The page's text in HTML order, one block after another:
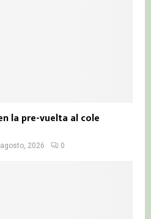
la pre-vuelta al cole
2026 0